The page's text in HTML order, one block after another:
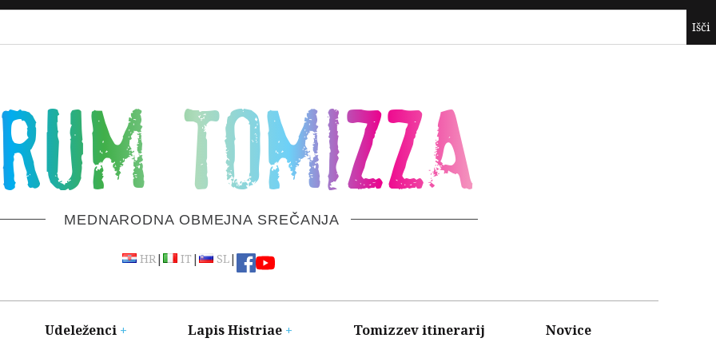
TOMIZZA
MEDNARODNA OBMEJNA SREČANJA
HR| IT | SL|
Udeleženci Lapis Histriae Tomizzev itinerarij Novice